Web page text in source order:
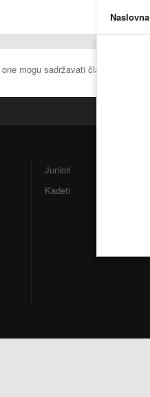
Naslovna
mogu sadržavati članke.
Juniori
Kadeti